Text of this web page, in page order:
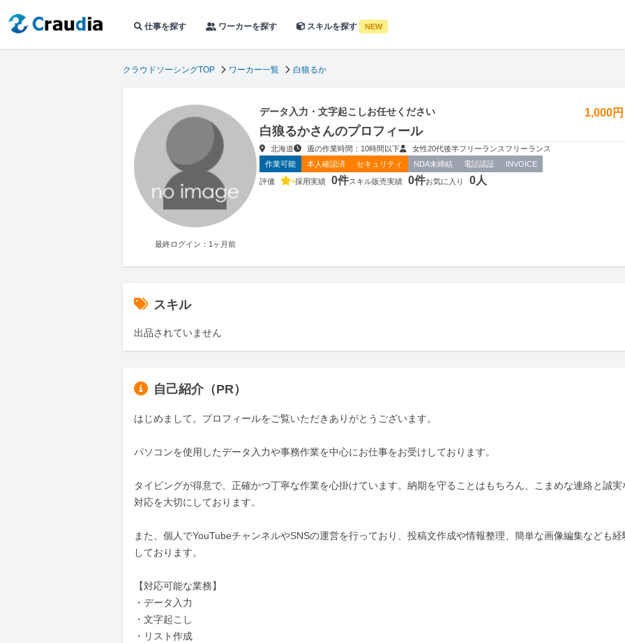
仕事を探す ワーカーを探す スキルを探す NEW
クラウドソーシングTOP ワーカー一覧 白狼るか
最終ログイン：1ヶ月前
データ入力・文字起こしお任せください 1,000
白狼るかさんのプロフィール
北海道 週の作業時間：10時間以下 女性20代後半フリーランス フリーランス
作業可能
本人確認済 セキュリティ NDA未締結 電話認証 INVOICE
評価 -採用実績 0件スキル販売実績 0件お気に入り 0人
スキル
出品されていません
自己紹介（PR）
はじめまして。プロフィールをご覧いただきありがとうございます。
パソコンを使用したデータ入力や事務作業を中心にお仕事をお受けしております。
タイピングが得意で、正確かつ丁寧な作業を心掛けています。納期を守ることはもちろん、こまめな連絡と誠実
対応を大切にしております。
また、個人でYouTubeチャンネルやSNSの運営を行っており、投稿文作成や情報整理、簡単な画像編集なども経
しております。
【対応可能な業務】
・データ入力
・文字起こし
・リスト作成